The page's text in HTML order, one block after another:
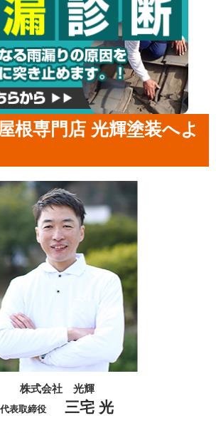
根専門店 光輝塗装へよ
株式会社 光輝
代表取締役 三宅 光